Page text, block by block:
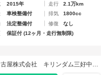
2015年 走行
2.1万km
車検整備付 排気
1800cc
法定整備付 修復
なし
保証付 (12ヶ月・走行無制限)
トヨタモビリティ東名古屋株式会社 キリンダム三好中央店